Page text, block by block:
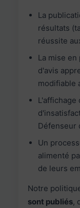
La
résultats
réussite
La mise
d'avis
modifiable
L'affichage
Défenseur
Un
alimenté
de leurs
Notre
sont publiés,